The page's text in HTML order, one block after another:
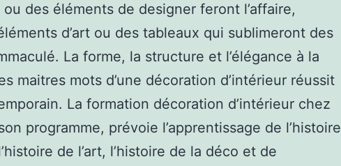
des éléments de designer feront l’affaire,
d’art ou des tableaux qui sublimeront des
La forme, la structure et l’élégance à la
maitres mots d’une décoration d’intérieur réussit
La formation décoration d’intérieur chez
programme, prévoie l’apprentissage de l’histoire
de l’art, l’histoire de la déco et de